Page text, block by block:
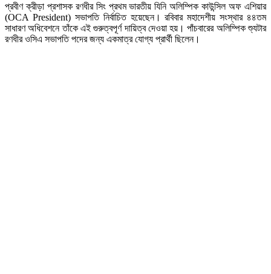
প্রবীণ ক্রীড়া প্রশাসক রণধীর সিং প্রথম ভারতীয় যিনি অলিম্পিক কাউন্সিল অফ এশিয়ার
(OCA President) সভাপতি নির্বাচিত হয়েছেন। রবিবার মহাদেশীয় সংস্থার ৪৪তম
সাধারণ অধিবেশনে তাঁকে এই গুরুত্বপূর্ণ দায়িত্ব দেওয়া হয়। পাঁচবারের অলিম্পিক শ্যুটার
রণধীর ওসিএ সভাপতি পদের জন্য একমাত্র যোগ্য প্রার্থী ছিলেন।